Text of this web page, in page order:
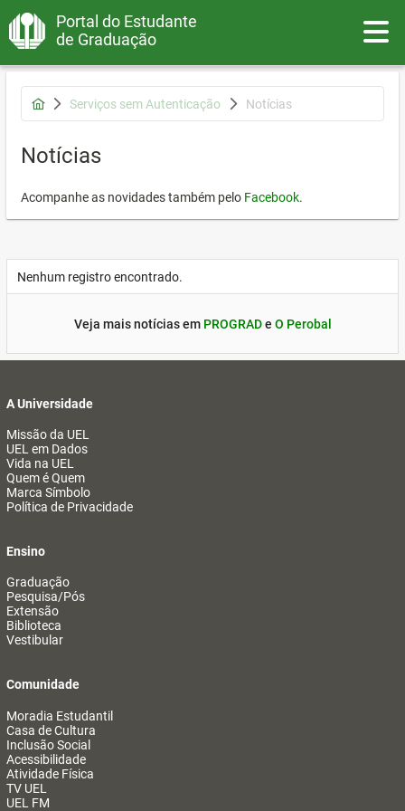
Portal do Estudante
de Graduação
Serviços sem Autenticação Notícias
Notícias
Acompanhe as novidades também pelo Facebook.
Nenhum registro encontrado.
Veja mais notícias em PROGRADe O Perobal
A Universidade
Missão da UEL
UEL em Dados
Vida na UEL
Quem é Quem
Marca Símbolo
Política de Privacidade
Ensino
Graduação
Pesquisa/Pós
Extensão
Biblioteca
Vestibular
Comunidade
Moradia Estudantil
Casa de Cultura
Inclusão Social
Acessibilidade
Atividade Física
TV UEL
UEL FM